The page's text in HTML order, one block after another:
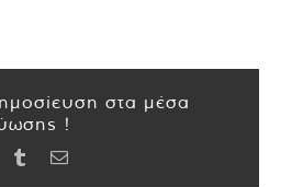
στα μέσα
!
TumblrEmail